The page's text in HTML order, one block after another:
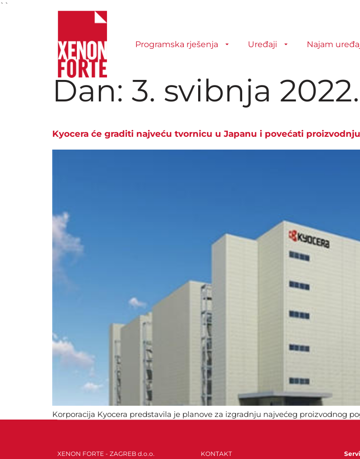
``
Programska rješenja Uređaji Najam
Dan: 3. svibnja 2022.
Kyocera će graditi najveću tvornicu u Japanu i povećati
Korporacija Kyocera predstavila je planove za izgradnju najvećeg proizvodnog
XENON FORTE - ZAGREB d.o.o. KONTAKT